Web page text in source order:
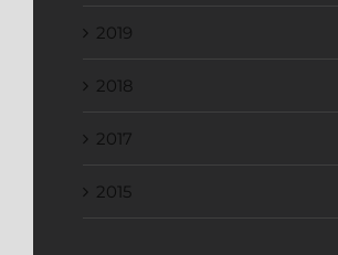
2019
2018
2017
2015